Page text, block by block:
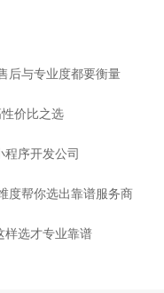
后与专业度都要衡量
价比之选
程序开发公司
度帮你选出靠谱服务商
样选才专业靠谱